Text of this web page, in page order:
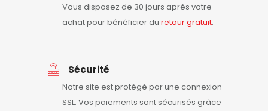
Vous disposez de 30 jours après votre
achat pour bénéficier du retourgratuit.
Sécurité
Notre site est protégé par une connexion
SSL. Vos paiements sont sécurisés grâce